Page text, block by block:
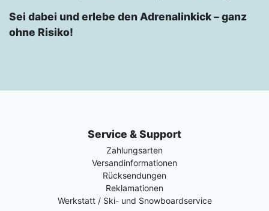
Sei dabei und erlebe den Adrenalinkick – ganz
ohne Risiko!
Service & Support
Zahlungsarten
Versandinformationen
Rücksendungen
Reklamationen
Werkstatt / Ski- und Snowboardservice